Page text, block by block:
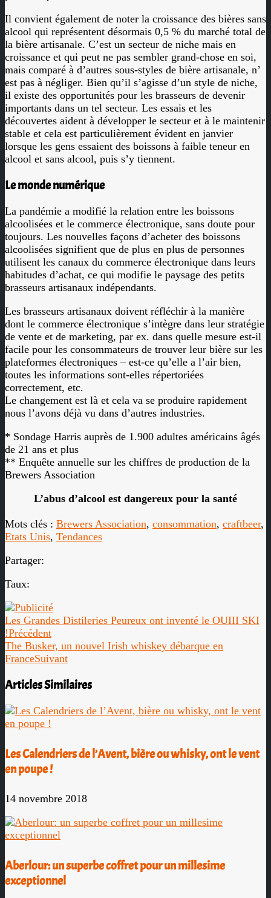
Il convient également de noter la croissance des bières sans
alcool qui représentent désormais 0,5 % du marché total de
la bière artisanale. C’est un secteur de niche mais en
croissance et qui peut ne pas sembler grand-chose en soi,
mais comparé à d’autres sous-styles de bière artisanale, n’
est pas à négliger. Bien qu’il s’agisse d’un style de niche,
il existe des opportunités pour les brasseurs de devenir
importants dans un tel secteur. Les essais et les
découvertes aident à développer le secteur et à le maintenir
stable et cela est particulièrement évident en janvier
lorsque les gens essaient des boissons à faible teneur en
alcool et sans alcool, puis s’y tiennent.
Le monde numérique
La pandémie a modifié la relation entre les boissons
alcoolisées et le commerce électronique, sans doute pour
toujours. Les nouvelles façons d’acheter des boissons
alcoolisées signifient que de plus en plus de personnes
utilisent les canaux du commerce électronique dans leurs
habitudes d’achat, ce qui modifie le paysage des petits
brasseurs artisanaux indépendants.
Les brasseurs artisanaux doivent réfléchir à la manière
dont le commerce électronique s’intègre dans leur stratégie
de vente et de marketing, par ex. dans quelle mesure est-il
facile pour les consommateurs de trouver leur bière sur les
plateformes électroniques – est-ce qu’elle a l’air bien,
toutes les informations sont-elles répertoriées
correctement, etc.
Le changement est là et cela va se produire rapidement
nous l’avons déjà vu dans d’autres industries.
* Sondage Harris auprès de 1.900 adultes américains âgés
de 21 ans et plus
** Enquête annuelle sur les chiffres de production de la
Brewers Association
L’abus d’alcool est dangereux pour la santé
Mots clés : Brewers Association, consommation, craftbeer,
Etats Unis, Tendances
Partager:
Taux:
Les Grandes Distileries Peureux ont inventé le OUIII SKI
!Précédent
The Busker, un nouvel Irish whiskey débarque en
FranceSuivant
Articles Similaires
Les Calendriers de l’Avent, bière ou whisky, ont le vent
en poupe !
14 novembre 2018
Aberlour: un superbe coffret pour un millesime
exceptionnel